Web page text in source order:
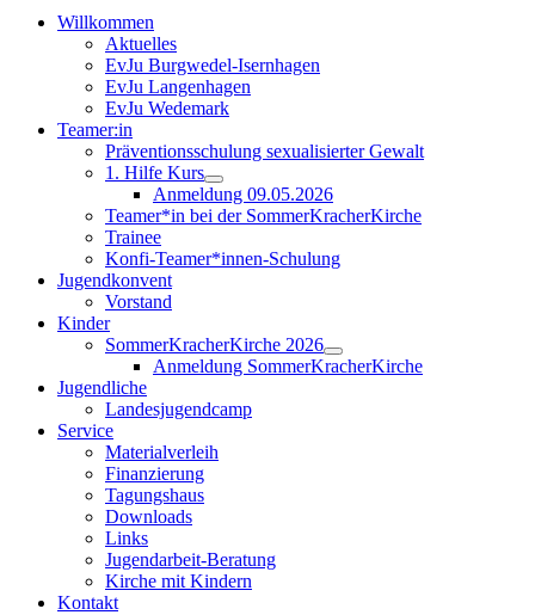
Willkommen
Aktuelles
EvJu Burgwedel-Isernhagen
EvJu Langenhagen
EvJu Wedemark
Teamer:in
Präventionsschulung sexualisierter Gewalt
1. Hilfe Kurs
Anmeldung 09.05.2026
Teamer*in bei der SommerKracherKirche
Trainee
Konfi-Teamer*innen-Schulung
Jugendkonvent
Vorstand
Kinder
SommerKracherKirche 2026
Anmeldung SommerKracherKirche
Jugendliche
Landesjugendcamp
Service
Materialverleih
Finanzierung
Tagungshaus
Downloads
Links
Jugendarbeit-Beratung
Kirche mit Kindern
Kontakt